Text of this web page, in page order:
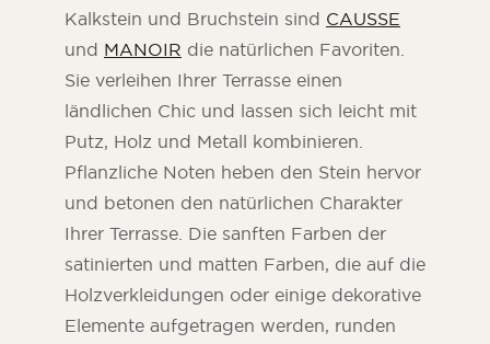
Kalkstein und Bruchstein sind CAUSSE
und MANOIR die natürlichen Favoriten.
Sie verleihen Ihrer Terrasse einen
ländlichen Chic und lassen sich leicht mit
Putz, Holz und Metall kombinieren.
Pflanzliche Noten heben den Stein hervor
und betonen den natürlichen Charakter
Ihrer Terrasse. Die sanften Farben der
satinierten und matten Farben, die auf die
Holzverkleidungen oder einige dekorative
Elemente aufgetragen werden, runden